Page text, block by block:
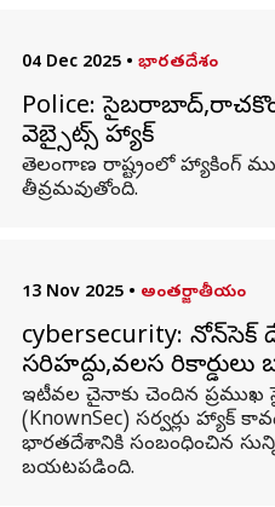
04 Dec 2025 • భారతదేశం
Police:
వెబ్సైట్స్ హ్యాక్
తెలంగాణ రాష్ట్రంలో హ్యాకింగ్
తీవ్రమవుతోంది.
13 Nov 2025 • అంతర్జాతీయం
cybersecurity:
సరిహద్దు,వలస రికార్డులు
ఇటీవల చైనాకు చెందిన ప్రముఖ
(KnownSec) సర్వర్లు హ్యాక్‌
భారతదేశానికి సంబంధించిన
బయటపడింది.